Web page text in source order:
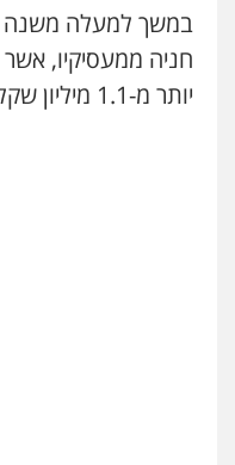
דין
חניה ממעסיקיו,
יותר מ-1.1 מיליון שקל.